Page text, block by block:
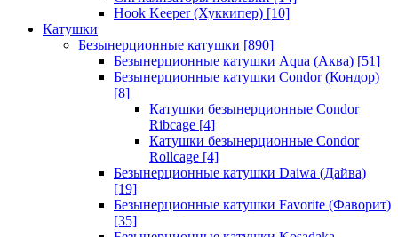
Hook Keeper (Хуккипер) [10]
Катушки
Безынерционные катушки [890]
Безынерционные катушки Aqua (Аква) [51]
Безынерционные катушки Condor (Кондор)
[8]
Катушки безынерционные Condor
Ribcage [4]
Катушки безынерционные Condor
Rollcage [4]
Безынерционные катушки Daiwa (Дайва)
[19]
Безынерционные катушки Favorite (Фаворит)
[35]